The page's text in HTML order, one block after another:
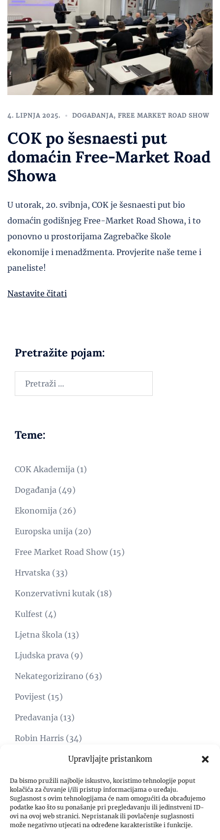
Upravljajte pristankom
Da bismo pružili najbolje iskustvo, koristimo tehnologije poput
kolačića za čuvanje i/ili pristup informacijama o uređaju.
Suglasnost s ovim tehnologijama će nam omogućiti da obrađujemo
podatke kao što su ponašanje pri pregledavanju ili jedinstveni ID-
ovi na ovoj web stranici. Nepristanak ili povlačenje suglasnosti
može negativno utjecati na određene karakteristike i funkcije.
4. LIPNJA 2025. DOGAĐANJA, FREE MARKET ROAD SHOW
COK po šesnaesti put
domaćin Free-Market Road
Showa
U utorak, 20. svibnja, COK je šesnaesti put bio
domaćin godišnjeg Free-Market Road Showa, i to
ponovno u prostorijama Zagrebačke škole
ekonomije i menadžmenta. Provjerite naše teme i
paneliste!
Nastavite čitati
Pretražite pojam:
Teme:
COK Akademija (1)
Događanja (49)
Ekonomija (26)
Europska unija (20)
Free Market Road Show(15)
Hrvatska (33)
Konzervativni kutak (18)
Kulfest (4)
Ljetna škola (13)
Ljudska prava (9)
Nekategorizirano (63)
Povijest (15)
Predavanja (13)
Robin Harris (34)
Umjetnost(1)
Video(8)
Zadar freedom forum(4)